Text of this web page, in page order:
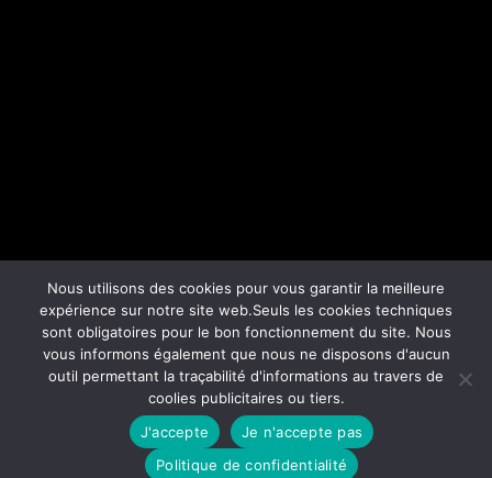
Politique de confifentialité Mentions Légales Plan du site
© 2026 Anne Lienart - WordPress Theme byKadence WP
Nous utilisons des cookies pour vous garantir la meilleure
expérience sur notre site web.Seuls les cookies techniques
sont obligatoires pour le bon fonctionnement du site. Nous
vous informons également que nous ne disposons d'aucun
outil permettant la traçabilité d'informations au travers de
coolies publicitaires ou tiers.
J'accepte
Je n'accepte pas
Politique de confidentialité